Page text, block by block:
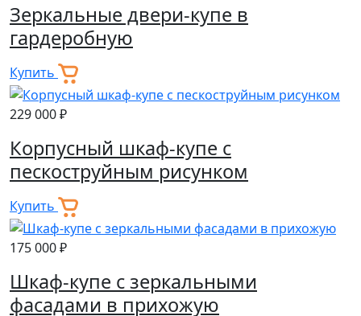
Зеркальные двери-купе в
гардеробную
Купить
229 000 ₽
Корпусный шкаф-купе с
пескоструйным рисунком
Купить
175 000 ₽
Шкаф-купе с зеркальными
фасадами в прихожую